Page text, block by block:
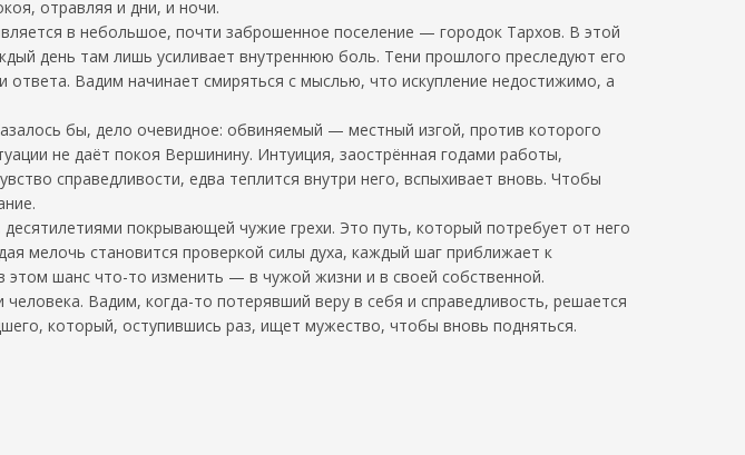
отравляя и дни, и ночи.
в небольшое, почти заброшенное поселение — городок Тархов. В этой
день там лишь усиливает внутреннюю боль. Тени прошлого преследуют его
Вадим начинает смиряться с мыслью, что искупление недостижимо, а
бы, дело очевидное: обвиняемый — местный изгой, против которого
не даёт покоя Вершинину. Интуиция, заострённая годами работы,
справедливости, едва теплится внутри него, вспыхивает вновь. Чтобы
покрывающей чужие грехи. Это путь, который потребует от него
мелочь становится проверкой силы духа, каждый шаг приближает к
шанс что-то изменить — в чужой жизни и в своей собственной.
Вадим, когда-то потерявший веру в себя и справедливость, решается
который, оступившись раз, ищет мужество, чтобы вновь подняться.